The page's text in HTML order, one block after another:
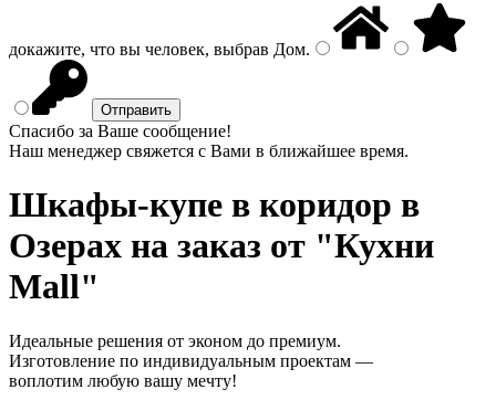
докажите, что вы человек, выбрав Дом.
Спасибо за Ваше сообщение!
Наш менеджер свяжется с Вами в ближайшее время.
Шкафы-купе в коридор в
Озерах на заказ от "Кухни
Mall"
Идеальные решения от эконом до премиум.
Изготовление по индивидуальным проектам —
воплотим любую вашу мечту!